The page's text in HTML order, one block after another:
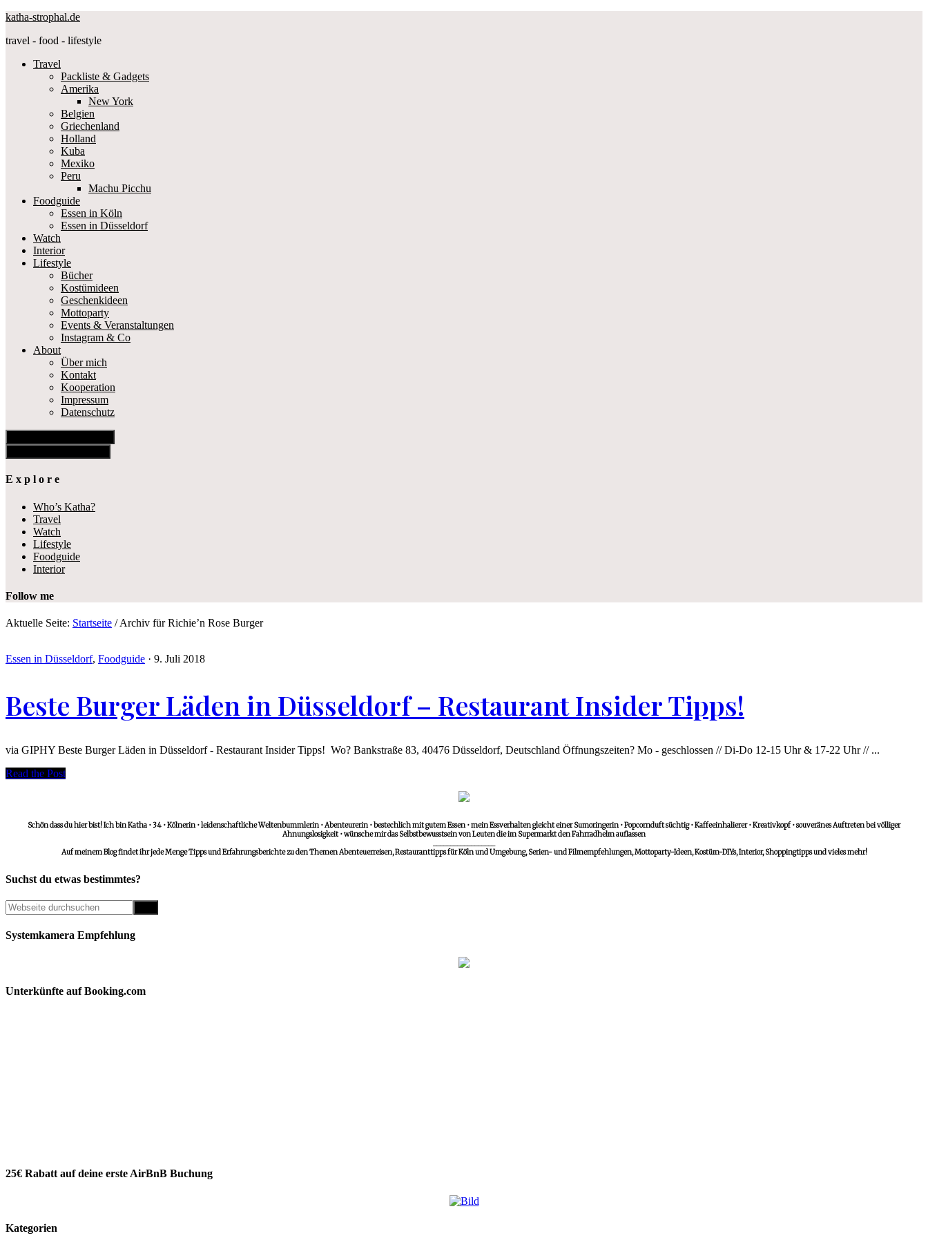
katha-strophal.de
travel - food - lifestyle
Travel
Packliste & Gadgets
Amerika
New York
Belgien
Griechenland
Holland
Kuba
Mexiko
Peru
Machu Picchu
Foodguide
Essen in Köln
Essen in Düsseldorf
Watch
Interior
Lifestyle
Bücher
Kostümideen
Geschenkideen
Mottoparty
Events & Veranstaltungen
Instagram & Co
About
Über mich
Kontakt
Kooperation
Impressum
Datenschutz
E x p l o r e
Who’s Katha?
Travel
Watch
Lifestyle
Foodguide
Interior
Follow me
Aktuelle Seite: Startseite /Archiv für Richie’n Rose Burger
Essen in Düsseldorf, Foodguide · 9. Juli 2018
Beste Burger Läden in Düsseldorf – Restaurant Insider Tipps!
via GIPHY Beste Burger Läden in Düsseldorf - Restaurant Insider Tipps! Wo? Bankstraße 83, 40476 Düsseldorf, Deutschland Öffnungszeiten? Mo - geschlossen // Di-Do 12-15 Uhr & 17-22 Uhr // ...
Read the Post
Schön dass du hier bist! Ich bin Katha • 34 • Kölnerin • leidenschaftliche Weltenbummlerin • Abenteurerin • bestechlich mit gutem Essen • mein Essverhalten gleicht einer Sumoringerin • Popcornduft süchtig • Kaffeeinhalierer • Kreativkopf • souveränes Auftreten bei völliger
Ahnungslosigkeit • wünsche mir das Selbstbewusstsein von Leuten die im Supermarkt den Fahrradhelm auflassen
__________________
Auf meinem Blog findet ihr jede Menge Tipps und Erfahrungsberichte zu den Themen Abenteuerreisen, Restauranttipps für Köln und Umgebung, Serien- und Filmempfehlungen, Mottoparty-Ideen, Kostüm-DIYs, Interior, Shoppingtipps und vieles mehr!
Suchst du etwas bestimmtes?
Systemkamera Empfehlung
Unterkünfte auf Booking.com
25€ Rabatt auf deine erste AirBnB Buchung
Kategorien